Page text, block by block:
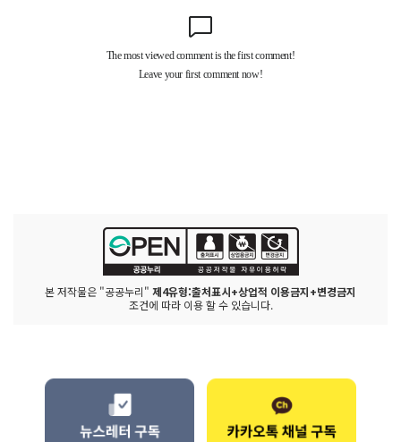
본 저작물은 "공공누리" 제4유형:출처표시+상업적 이용금지+변경금지
조건에 따라 이용 할 수 있습니다.